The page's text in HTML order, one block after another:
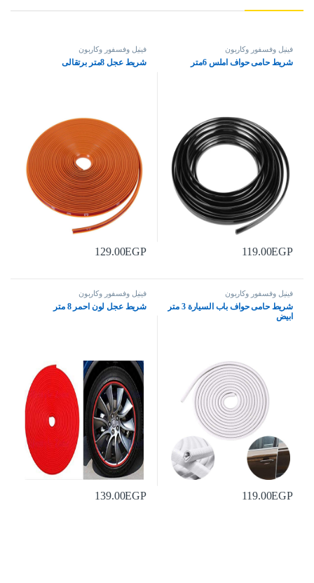
فينيل وفسفور وكاربون
شريط حامى حواف املس 6متر
119.00EGP
فينيل وفسفور وكاربون
شريط عجل 8متر برتقالى
129.00EGP
فينيل وفسفور وكاربون
شريط حامى حواف باب السيارة 3 متر
ابيض
119.00EGP
فينيل وفسفور وكاربون
شريط عجل لون احمر 8 متر
139.00EGP